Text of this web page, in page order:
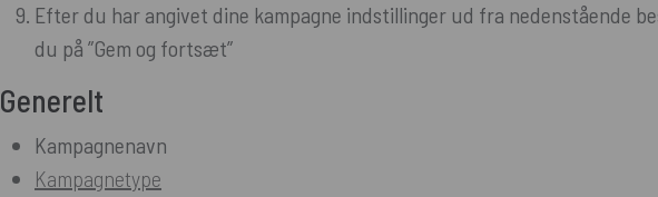
Efter du har angivet dine kampagne indstillinger ud fra nedenstående
du på ”Gem og fortsæt”
Generelt
Kampagnenavn
Kampagnetype